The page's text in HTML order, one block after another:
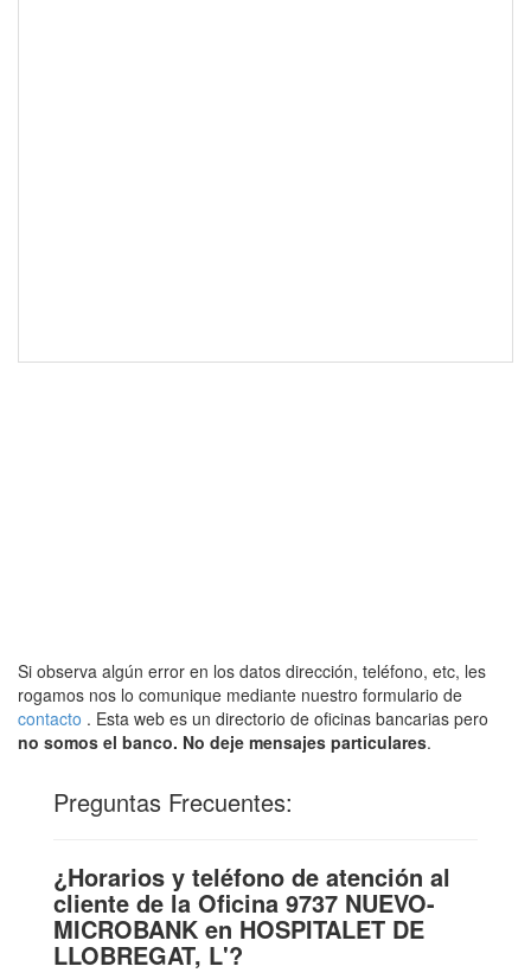
Si observa algún error en los datos dirección, teléfono, etc, les
rogamos nos lo comunique mediante nuestro formulario de
contacto . Esta web es un directorio de oficinas bancarias pero
no somos el banco. No deje mensajes particulares.
Preguntas Frecuentes:
¿Horarios y teléfono de atención al
cliente de la Oficina 9737 NUEVO-
MICROBANK en HOSPITALET DE
LLOBREGAT, L'?